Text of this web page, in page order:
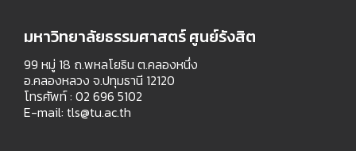
มหาวิทยาลัยธรรมศาสตร์ ศูนย์รังสิต
99 หมู่ 18 ถ.พหลโยธิน ต.คลองหนึ่ง
อ.คลองหลวง จ.ปทุมธานี 12120
โทรศัพท์ : 02 696 5102
E-mail: tls@tu.ac.th